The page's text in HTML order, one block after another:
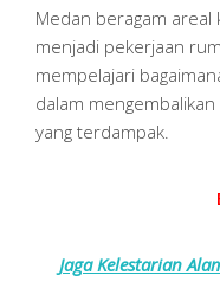
Medan beragam areal
menjadi pekerjaan
mempelajari
dalam
yang terdampak.
Jaga Kelestarian